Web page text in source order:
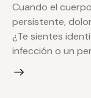
Cuando el
persistente,
¿Te sientes
infección o un